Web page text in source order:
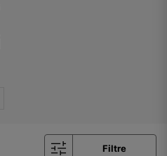
Filtre